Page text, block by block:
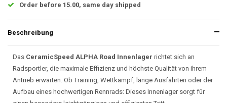
Order before 15.00, same day shipped
Beschreibung
Das CeramicSpeed ALPHA Road Innenlager richtet sich an
Radsportler, die maximale Effizienz und höchste Qualität von ihrem
Antrieb erwarten. Ob Training, Wettkampf, lange Ausfahrten oder der
Aufbau eines hochwertigen Rennrads: Dieses Innenlager sorgt für